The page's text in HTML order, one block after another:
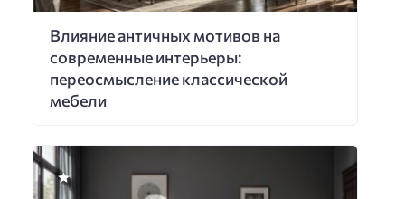
Влияние античных мотивов на
современные интерьеры:
переосмысление классической
мебели